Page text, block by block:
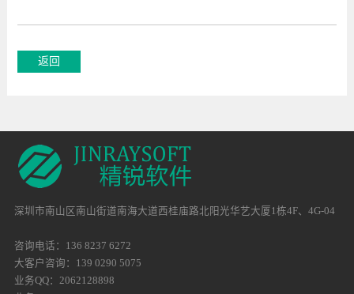
深圳市南山区南山街道南海大道西桂庙路北阳光华艺大厦1栋4F、4G-04
咨询电话：136 8237 6272
大客户咨询：139 0290 5075
业务QQ：2062128898